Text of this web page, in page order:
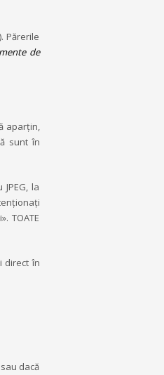
Părerile
de
aparțin,
sunt în
la
TOATE
direct în
dacă